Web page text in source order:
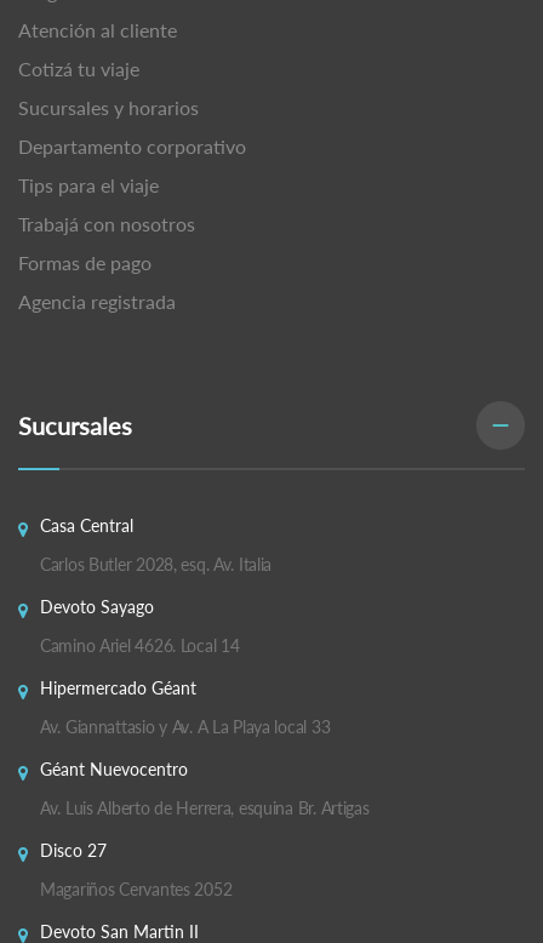
Atención al cliente
Cotizá tu viaje
Sucursales y horarios
Departamento corporativo
Tips para el viaje
Trabajá con nosotros
Formas de pago
Agencia registrada
Sucursales
Casa Central
Carlos Butler 2028, esq. Av. Italia
Devoto Sayago
Camino Ariel 4626. Local 14
Hipermercado Géant
Av. Giannattasio y Av. A La Playa local 33
Géant Nuevocentro
Av. Luis Alberto de Herrera, esquina Br. Artigas
Disco 27
Magariños Cervantes 2052
Devoto San Martin II